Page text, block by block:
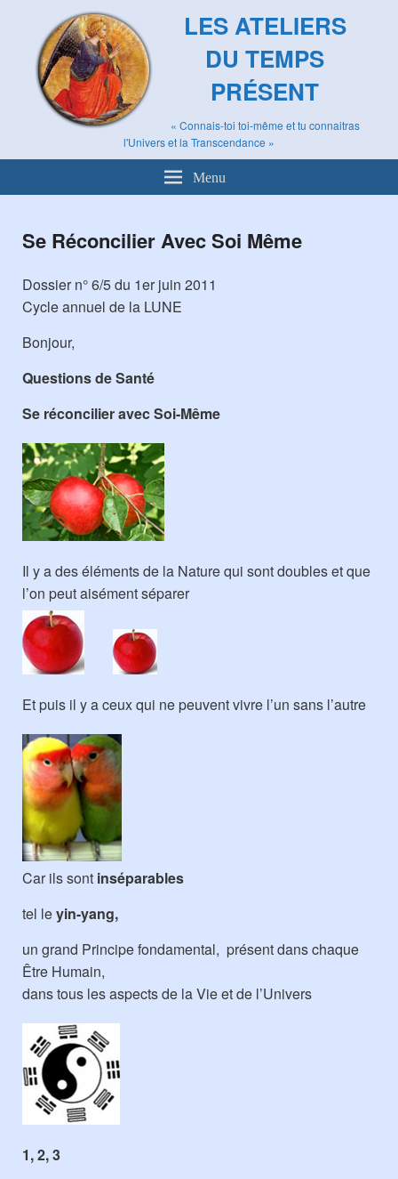
LES ATELIERS
DU TEMPS
PRÉSENT
« Connais-toi toi-même et tu connaitras
l'Univers et la Transcendance »
Menu
Se Réconcilier Avec Soi Même
Dossier n° 6/5 du 1er juin 2011
Cycle annuel de la LUNE
Bonjour,
Questions de Santé
Se réconcilier avec Soi-Même
Il y a des éléments de la Nature qui sont doubles et que
l’on peut aisément séparer
Et puis il y a ceux qui ne peuvent vivre l’un sans l’autre
Car ils sont inséparables
tel leyin-yang,
un grand Principe fondamental, présent dans chaque
Être Humain,
dans tous les aspects de la Vie et de l’Univers
1, 2, 3